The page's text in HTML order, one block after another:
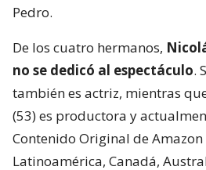
Pedro.
De los cuatro hermanos,
no se dedicó al espectáculo.
también es actriz, mientras
(53) es productora y
Contenido Original de
Latinoamérica, Canadá,